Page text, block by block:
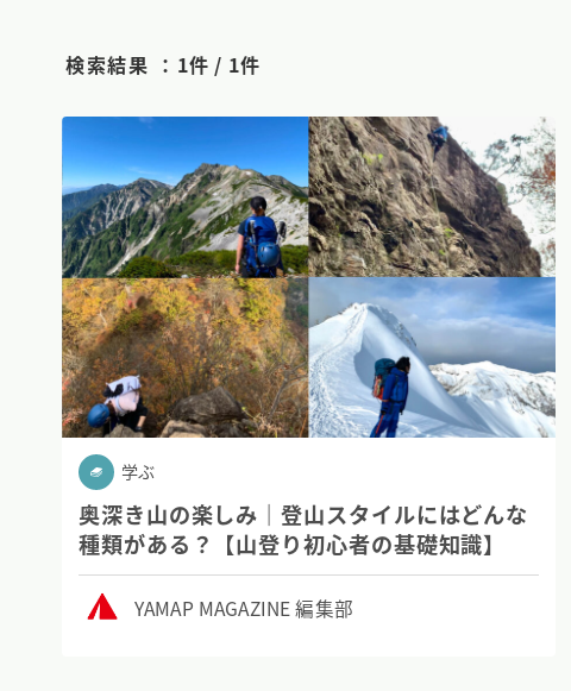
検索結果 ： 1件 / 1件
学ぶ
奥深き山の楽しみ｜登山スタイルにはどんな
種類がある？【山登り初心者の基礎知識】
YAMAP MAGAZINE 編集部